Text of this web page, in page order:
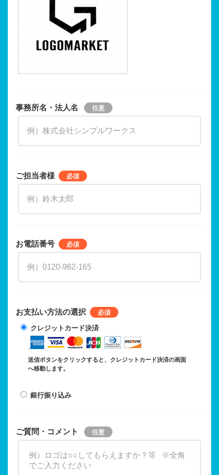
事務所名・法人名
ご担当者様
お電話番号
お支払い方法の選択
クレジットカード決済
送信ボタンをクリックすると、クレジットカード決済の画面
へ移動します。
銀行振り込み
ご質問・コメント